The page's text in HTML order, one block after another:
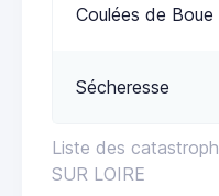
Liste des
SUR LOIRE
Coulées de Boue
Sécheresse